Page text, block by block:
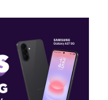
Cumming, GA 30041